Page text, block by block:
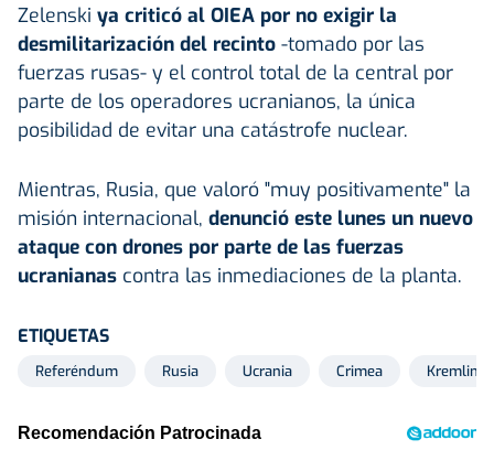
Zelenski ya criticó al OIEA por no exigir la
desmilitarización del recinto -tomado por las
fuerzas rusas- y el control total de la central por
parte de los operadores ucranianos, la única
posibilidad de evitar una catástrofe nuclear.
Mientras, Rusia, que valoró "muy positivamente" la
misión internacional, denunció este lunes un nuevo
ataque con drones por parte de las fuerzas
ucranianas contra las inmediaciones de la planta.
ETIQUETAS
Referéndum Rusia Ucrania Crimea Kremlin